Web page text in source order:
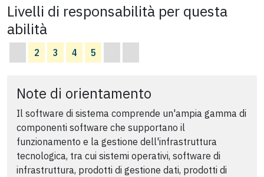
Livelli di responsabilità per questa
abilità
2 3 4 5
Note di orientamento
Il software di sistema comprende un'ampia gamma di
componenti software che supportano il
funzionamento e la gestione dell'infrastruttura
tecnologica, tra cui sistemi operativi, software di
infrastruttura, prodotti di gestione dati, prodotti di